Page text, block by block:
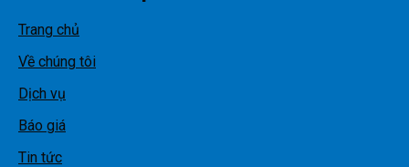
Trang chủ
Về chúng tôi
Dịch vụ
Báo giá
Tin tức